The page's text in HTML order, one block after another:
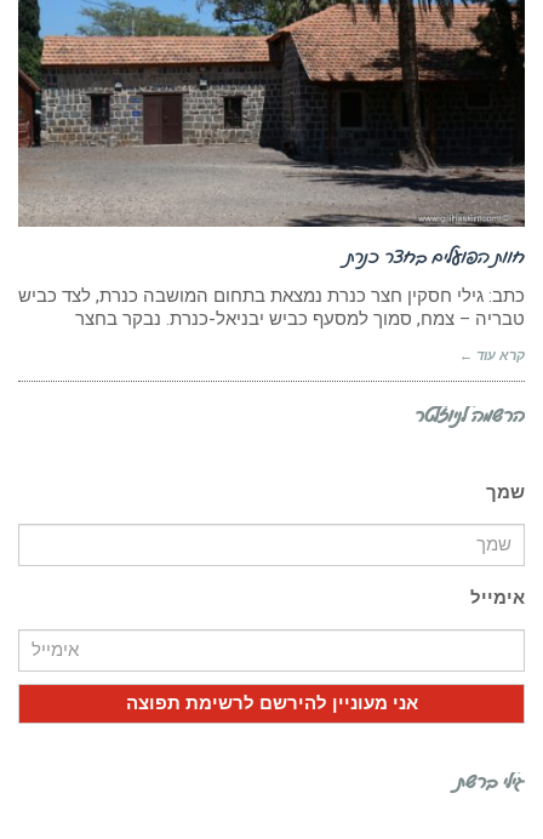
חוות הפועלים בחצר כנרת
כתב: גילי חסקין חצר כנרת נמצאת בתחום המושבה כנרת, לצד כביש
טבריה – צמח, סמוך למסעף כביש יבניאל-כנרת. נבקר בחצר
קרא עוד ←
הרשמה לניוזלטר
שמך
אימייל
גילי ברשת